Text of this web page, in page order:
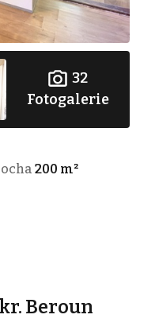
32
Fotogalerie
200 m²
Beroun